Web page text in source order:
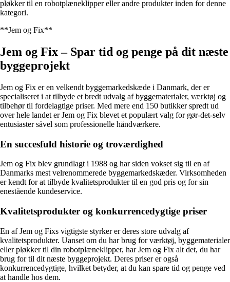
pløkker til en robotplæneklipper eller andre produkter inden for denne
kategori.
**Jem og Fix**
Jem og Fix – Spar tid og penge på dit næste
byggeprojekt
Jem og Fix er en velkendt byggemarkedskæde i Danmark, der er
specialiseret i at tilbyde et bredt udvalg af byggematerialer, værktøj og
tilbehør til fordelagtige priser. Med mere end 150 butikker spredt ud
over hele landet er Jem og Fix blevet et populært valg for gør-det-selv
entusiaster såvel som professionelle håndværkere.
En succesfuld historie og troværdighed
Jem og Fix blev grundlagt i 1988 og har siden vokset sig til en af
Danmarks mest velrenommerede byggemarkedskæder. Virksomheden
er kendt for at tilbyde kvalitetsprodukter til en god pris og for sin
enestående kundeservice.
Kvalitetsprodukter og konkurrencedygtige priser
En af Jem og Fixs vigtigste styrker er deres store udvalg af
kvalitetsprodukter. Uanset om du har brug for værktøj, byggematerialer
eller pløkker til din robotplæneklipper, har Jem og Fix alt det, du har
brug for til dit næste byggeprojekt. Deres priser er også
konkurrencedygtige, hvilket betyder, at du kan spare tid og penge ved
at handle hos dem.